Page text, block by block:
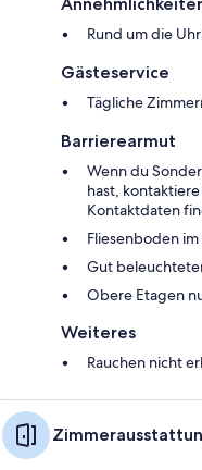
Rund um die
Gästeservice
Tägliche
Barrierearmut
Wenn du
hast,
Kontaktdaten
Fliesenboden
Gut
Obere Etagen
Weiteres
Rauchen nicht